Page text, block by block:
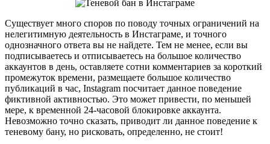
Существует много споров по поводу точных ограничений на
нелегитимную деятельность в Инстаграме, и точного
однозначного ответа вы не найдете. Тем не менее, если вы
подписываетесь и отписываетесь на большое количество
аккаунтов в день, оставляете сотни комментариев за короткий
промежуток времени, размещаете большое количество
публикаций в час, Instagram посчитает данное поведение
фиктивной активностью. Это может привести, по меньшей
мере, к временной 24-часовой блокировке аккаунта.
Невозможно точно сказать, приводит ли данное поведение к
теневому бану, но рисковать, определенно, не стоит!